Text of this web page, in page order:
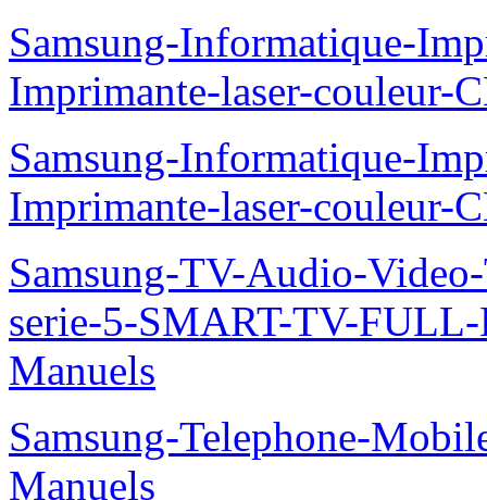
Samsung-Informatique-
Imprimante-laser-couleur-
Samsung-Informatique-
Imprimante-laser-couleur-
Samsung-TV-Audio-
serie-5-SMART-TV-
Manuels
Samsung-Telephone-
Manuels